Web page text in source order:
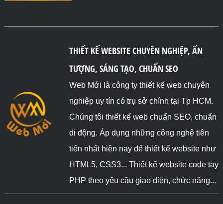
THIẾT KẾ WEBSITE CHUYÊN NGHIỆP, ẤN
TƯỢNG, SÁNG TẠO, CHUẨN SEO
Web Mới là công ty thiết kế web chuyên
nghiệp uy tín có trụ sở chính tại Tp HCM.
Chúng tôi thiết kế web chuẩn SEO, chuẩn
di động. Áp dụng những công nghệ tiên
tiến nhất hiện nay để thiết kế website như
HTML5, CSS3... Thiết kế website code tay
PHP theo yêu cầu giao diện, chức năng...